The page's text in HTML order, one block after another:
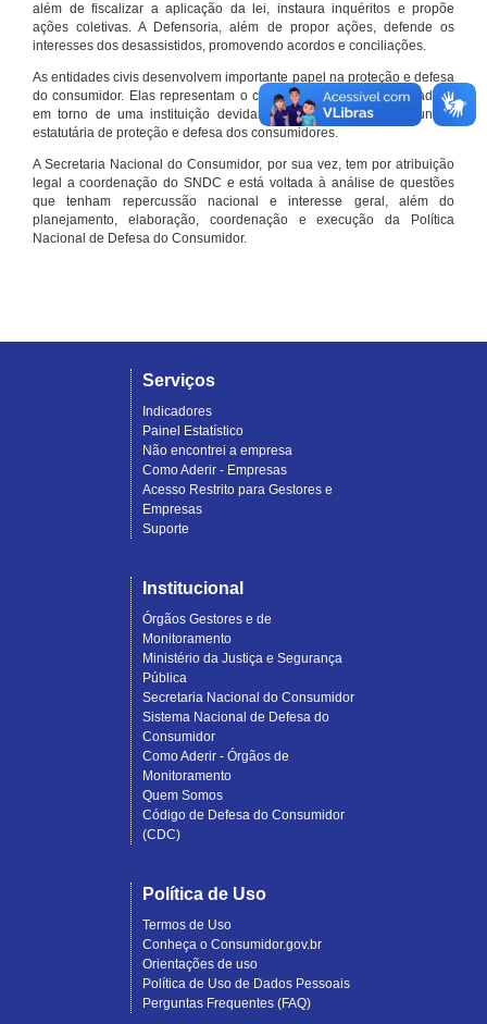
além de fiscalizar a aplicação da lei, instaura inquéritos e propõe
ações coletivas. A Defensoria, além de propor ações, defende os
interesses dos desassistidos, promovendo acordos e conciliações.
As entidades civis desenvolvem importante papel na proteção e defesa
do consumidor. Elas representam o conjunto organizado de cidadãos
em torno de uma instituição devidamente registrada e com função
estatutária de proteção e defesa dos consumidores.
A Secretaria Nacional do Consumidor, por sua vez, tem por atribuição
legal a coordenação do SNDC e está voltada à análise de questões
que tenham repercussão nacional e interesse geral, além do
planejamento, elaboração, coordenação e execução da Política
Nacional de Defesa do Consumidor.
Serviços
Indicadores
Painel Estatístico
Não encontrei a empresa
Como Aderir - Empresas
Acesso Restrito para Gestores e
Empresas
Suporte
Institucional
Órgãos Gestores e de
Monitoramento
Ministério da Justiça e Segurança
Pública
Secretaria Nacional do Consumidor
Sistema Nacional de Defesa do
Consumidor
Como Aderir - Órgãos de
Monitoramento
Quem Somos
Código de Defesa do Consumidor
(CDC)
Política de Uso
Termos de Uso
Conheça o Consumidor.gov.br
Orientações de uso
Política de Uso de Dados Pessoais
Perguntas Frequentes (FAQ)